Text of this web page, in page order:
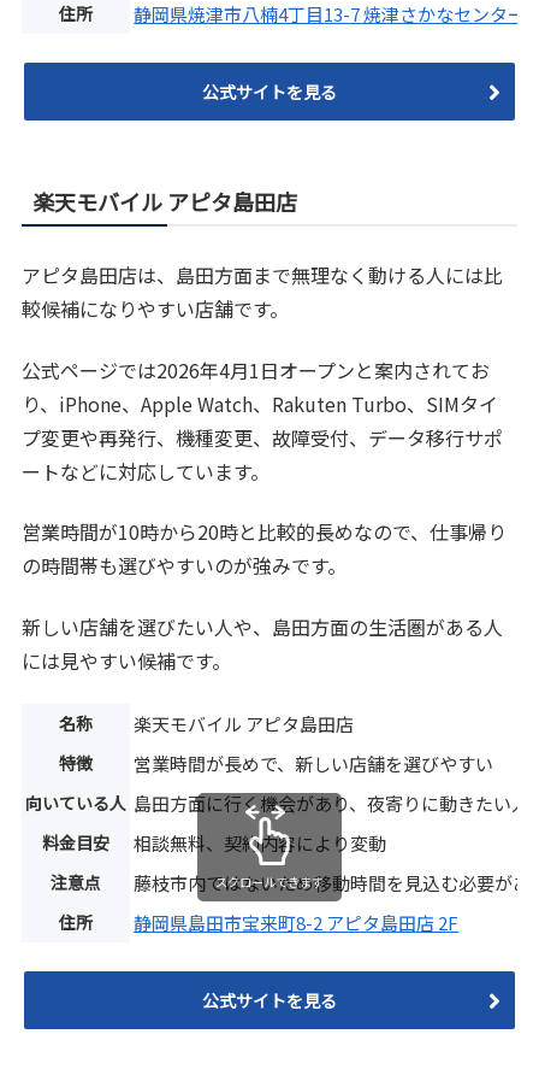
住所 静岡県焼津市八楠4丁目13-7 焼津さかなセンター
公式サイトを見る
楽天モバイル アピタ島田店
アピタ島田店は、島田方面まで無理なく動ける人には比
較候補になりやすい店舗です。
公式ページでは2026年4月1日オープンと案内されてお
り、iPhone、Apple Watch、Rakuten Turbo、SIMタイ
プ変更や再発行、機種変更、故障受付、データ移行サポ
ートなどに対応しています。
営業時間が10時から20時と比較的長めなので、仕事帰り
の時間帯も選びやすいのが強みです。
新しい店舗を選びたい人や、島田方面の生活圏がある人
には見やすい候補です。
名称 楽天モバイル アピタ島田店
特徴 営業時間が長めで、新しい店舗を選びやすい
向いている人 島田方面に行く機会があり、夜寄りに動きたい人
料金目安 相談無料、契約内容により変動
注意点 藤枝市内ではないため移動時間を見込む必要があ
住所 静岡県島田市宝来町8-2 アピタ島田店 2F
スクロールできます
公式サイトを見る